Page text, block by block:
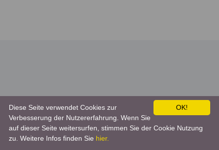
OK!
Diese Seite verwendet Cookies zur
Verbesserung der Nutzererfahrung. Wenn Sie
auf dieser Seite weitersurfen, stimmen Sie der Cookie Nutzung
zu. Weitere Infos finden Sie hier.